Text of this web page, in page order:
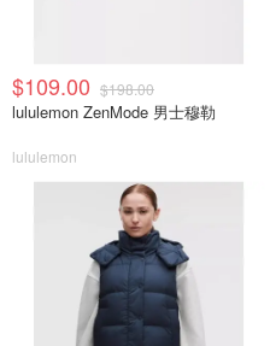
$109.00 $198.00
lululemon ZenMode 男士穆勒
lululemon